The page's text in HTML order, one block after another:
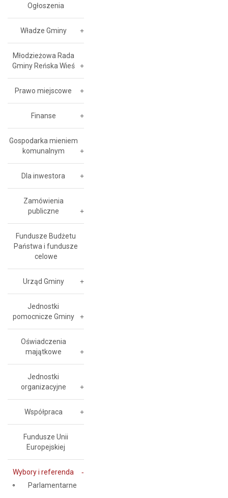
Ogłoszenia
Władze Gminy
Młodzieżowa Rada
Gminy Reńska Wieś
Prawo miejscowe
Finanse
Gospodarka mieniem
komunalnym
Dla inwestora
Zamówienia
publiczne
Fundusze Budżetu
Państwa i fundusze
celowe
Urząd Gminy
Jednostki
pomocnicze Gminy
Oświadczenia
majątkowe
Jednostki
organizacyjne
Współpraca
Fundusze Unii
Europejskiej
Wybory i referenda
Parlamentarne